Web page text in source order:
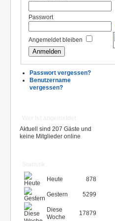
Passwort
Angemeldet bleiben
Passwort vergessen?
Benutzername
vergessen?
Aktuell sind 207 Gäste und
keine Mitglieder online
Heute 878
Gestern 5299
Diese
Woche
17879